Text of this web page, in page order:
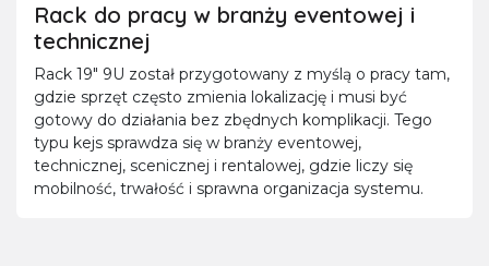
Rack do pracy w branży eventowej i
technicznej
Rack 19" 9U został przygotowany z myślą o pracy tam,
gdzie sprzęt często zmienia lokalizację i musi być
gotowy do działania bez zbędnych komplikacji. Tego
typu kejs sprawdza się w branży eventowej,
technicznej, scenicznej i rentalowej, gdzie liczy się
mobilność, trwałość i sprawna organizacja systemu.